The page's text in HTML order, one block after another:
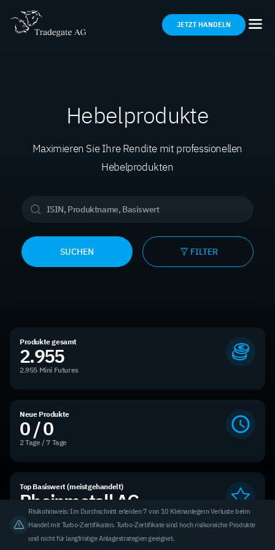
JETZT HANDELN
Hebelprodukte
Maximieren Sie Ihre Rendite mit professionellen
Hebelprodukten
SUCHEN FILTER
Produkte gesamt
2.955
2.955 Mini Futures
Neue Produkte
0 / 0
2 Tage / 7 Tage
Top Basiswert (meistgehandelt)
Rheinmetall AG
7,39 % des Handelsvolumens
Risikohinweis: Im Durchschnitt erleiden 7 von 10 Kleinanlegern Verluste beim
Handel mit Turbo-Zertifikaten. Turbo-Zertifikate sind hoch risikoreiche Produkte
und nicht für langfristige Anlagestrategien geeignet.